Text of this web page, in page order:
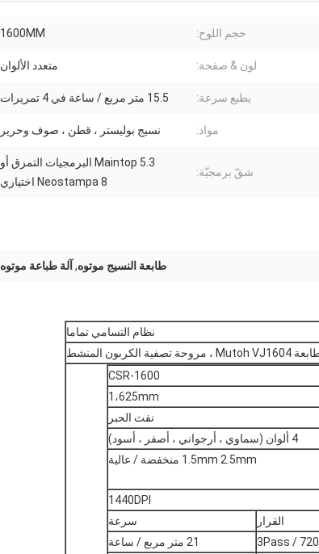
حجم اللوح: 1600MM
لون & صفحة: متعدد الألوان
يطبع سرعة: 15.5 متر مربع / ساعة في 4 تمريرات
مواد: نسيج بوليستر ، قطن ، صوف وحرير
شقّ برمجيّة:
Maintop 5.3 البرمجيات التمزق أو
Neostampa 8 اختياري
طابعة النسيج موتوه, آلة طباعة موتوه
نظام التسامي تماما
CSR-1600
1،625mm
نفث الحبر
4 ألوان (سماوي ، أرجواني ، أصفر ، أسود)
1.5mm 2.5mm منخفضة / عالية
1440DPI
القرار
سرعة
21 متر مربع / ساعة